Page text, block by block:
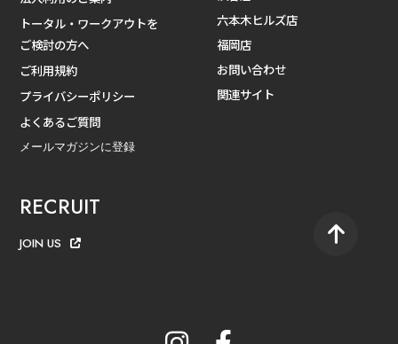
トータル・ワークアウトを
ご検討の方へ
ご利用規約
プライバシーポリシー
よくあるご質問
メールマガジンに登録
六本木ヒルズ店
福岡店
お問い合わせ
関連サイト
RECRUIT
JOIN US